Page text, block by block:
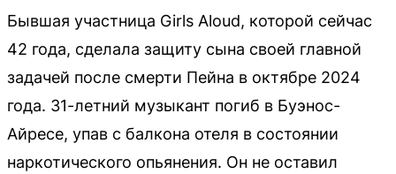
Бывшая участница Girls Aloud, которой сейчас
42 года, сделала защиту сына своей главной
задачей после смерти Пейна в октябре 2024
года. 31-летний музыкант погиб в Буэнос-
Айресе, упав с балкона отеля в состоянии
наркотического опьянения. Он не оставил